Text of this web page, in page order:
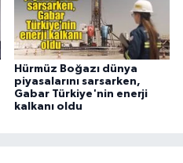
Hürmüz Boğazı dünya
piyasalarını sarsarken,
Gabar Türkiye'nin enerji
kalkanı oldu